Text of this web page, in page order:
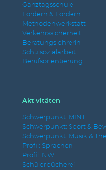
Ganztagsschule
Fördern & Fordern
Methodenwerkstatt
Verkehrssicherheit
Beratungslehrerin
Schulsozialarbeit
Berufsorientierung
Aktivitäten
Schwerpunkt: MINT
Schwerpunkt: Sport &
Schwerpunkt: Musik &
Profil: Sprachen
Profil: NWT
Schülerbücherei